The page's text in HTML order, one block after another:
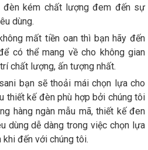
đèn kém chất lượng đem đến sự
dùng.
mất tiền oan thì bạn hãy đến
có thể mang về cho không gian
chất lượng, ấn tượng nhất.
bạn sẽ thoải mái chọn lựa cho
thiết kế đèn phù hợp bởi chúng tôi
hàng ngàn mẫu mã, thiết kế đen
dùng dễ dàng trong việc chọn lựa
khi đến với chúng tôi.